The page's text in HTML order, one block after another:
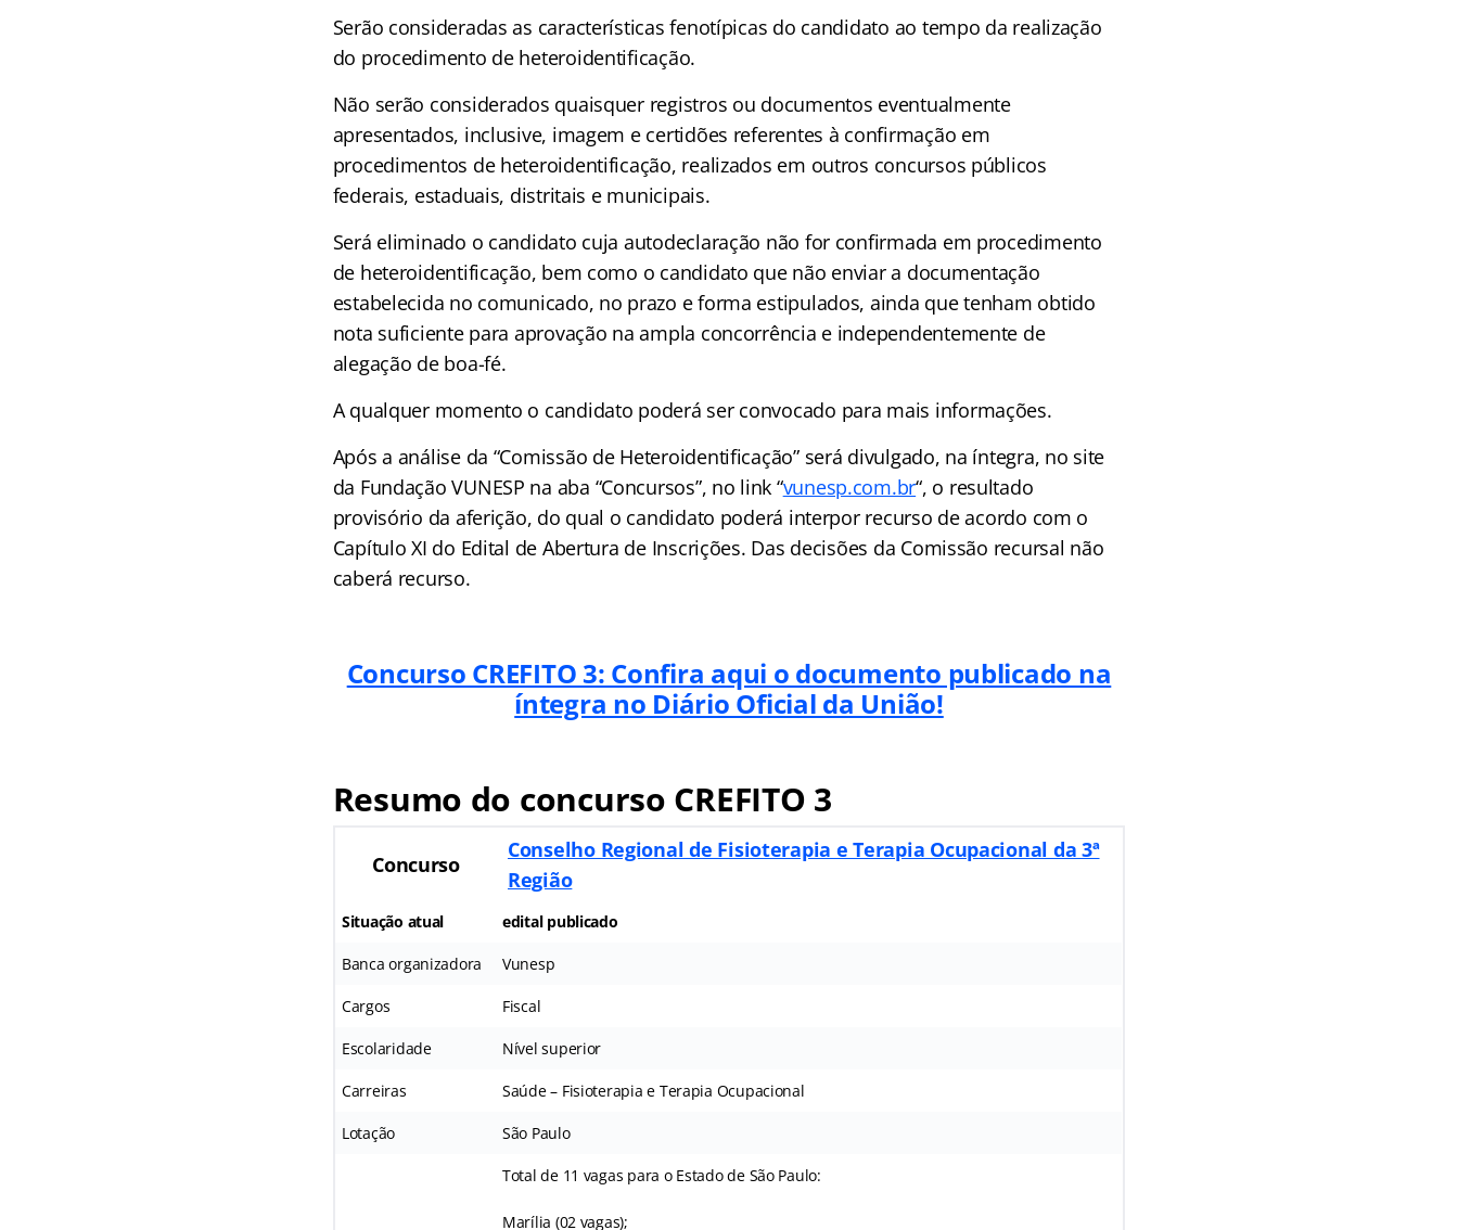
Serão consideradas as características fenotípicas do candidato ao tempo da realização
do procedimento de heteroidentificação.
Não serão considerados quaisquer registros ou documentos eventualmente
apresentados, inclusive, imagem e certidões referentes à confirmação em
procedimentos de heteroidentificação, realizados em outros concursos públicos
federais, estaduais, distritais e municipais.
Será eliminado o candidato cuja autodeclaração não for confirmada em procedimento
de heteroidentificação, bem como o candidato que não enviar a documentação
estabelecida no comunicado, no prazo e forma estipulados, ainda que tenham obtido
nota suficiente para aprovação na ampla concorrência e independentemente de
alegação de boa-fé.
A qualquer momento o candidato poderá ser convocado para mais informações.
Após a análise da “Comissão de Heteroidentificação” será divulgado, na íntegra, no site
da Fundação VUNESP na aba “Concursos”, no link “vunesp.com.br“, o resultado
provisório da aferição, do qual o candidato poderá interpor recurso de acordo com o
Capítulo XI do Edital de Abertura de Inscrições. Das decisões da Comissão recursal não
caberá recurso.
Concurso CREFITO 3: Confira aqui o documento publicado na
íntegra no Diário Oficial da União!
Resumo do concurso CREFITO 3
Concurso
Conselho Regional de Fisioterapia e Terapia Ocupacional da 3ª
Região
Situação atual edital publicado
Banca organizadora Vunesp
Cargos Fiscal
Escolaridade Nível superior
Carreiras Saúde – Fisioterapia e Terapia Ocupacional
Lotação São Paulo
Total de 11 vagas para o Estado de São Paulo:
Marília (02 vagas);